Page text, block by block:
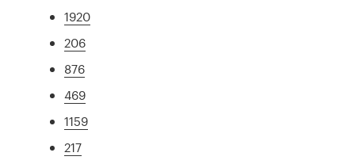
1920
206
876
469
1159
217